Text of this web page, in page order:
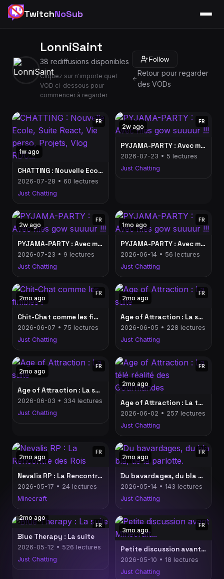
TwitchNoSub
LonniSaint
38 rediffusions disponibles
Cliquez sur n'importe quel
VOD ci-dessous pour
commencer à regarder
Follow
Retour pour regarder
des VODs
1w ago
FR
CHATTING : Nouvelle Ecole, Suite React, Vie perso, Projets, Vlog RDC...
2026-07-28 • 60 lectures
Just Chatting
2w ago
FR
PYJAMA-PARTY : Avec mes gow suuuur !!!
2026-07-23 • 5 lectures
Just Chatting
2w ago
FR
PYJAMA-PARTY : Avec mes gow suuuur !!!
2026-07-23 • 9 lectures
Just Chatting
1mo ago
FR
PYJAMA-PARTY : Avec mes gow suuuur !!!
2026-06-14 • 56 lectures
Just Chatting
2mo ago
FR
Chit-Chat comme les fimbies !
2026-06-07 • 75 lectures
Just Chatting
2mo ago
FR
Age of Attraction : La suite
2026-06-05 • 228 lectures
Just Chatting
2mo ago
FR
Age of Attraction : La suite
2026-06-03 • 334 lectures
Just Chatting
2mo ago
FR
Age of Attraction : La télé réalité des Gourmandes
2026-06-02 • 257 lectures
Just Chatting
2mo ago
FR
Nevalis RP : La Rencontre des Rois
2026-05-17 • 24 lectures
Minecraft
2mo ago
FR
Du bavardages, du bla bla, de la parlotte.
2026-05-14 • 143 lectures
Just Chatting
2mo ago
FR
Blue Therapy : La suite
2026-05-12 • 526 lectures
Just Chatting
3mo ago
FR
Petite discussion avant Minecraft...
2026-05-10 • 18 lectures
Just Chatting